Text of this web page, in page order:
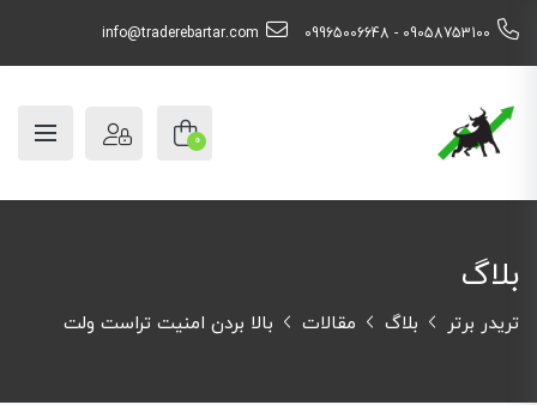
09058753100 - 09965006648
info@traderebartar.com
0
بلاگ
تریدر برتر بلاگ مقالات بالا بردن امنیت تراست ولت